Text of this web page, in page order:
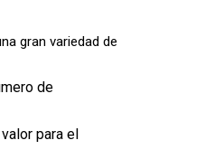
gran variedad de
de
para el